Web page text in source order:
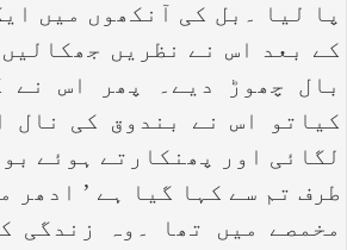
پا لیا ۔بل کی آنکھوں میں
کے بعد اس نے نظریں
بال چھوڑ دیے۔ پھر اس نے
کیاتو اس نے بندوق کی نال
لگائی اور پھنکارتے ہوئے
طرف تم سے کہا گیا ہے ’ ادھر
مخمصے میں تھا ۔وہ زندگی